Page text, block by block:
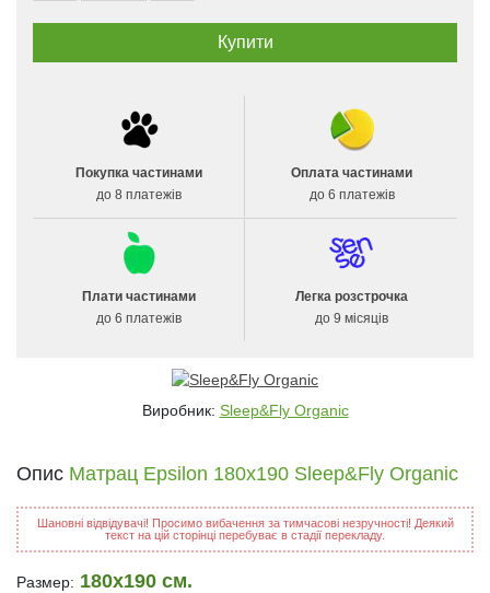
Покупка частинами
до 8 платежів
Оплата частинами
до 6 платежів
Плати частинами
до 6 платежів
Легка розстрочка
до 9 місяців
Виробник: Sleep&Fly Organic
Опис Матрац Epsilon 180x190 Sleep&Fly Organic
Шановні відвідувачі! Просимо вибачення за тимчасові незручності! Деякий
текст на цій сторінці перебуває в стадії перекладу.
Размер: 180x190 см.